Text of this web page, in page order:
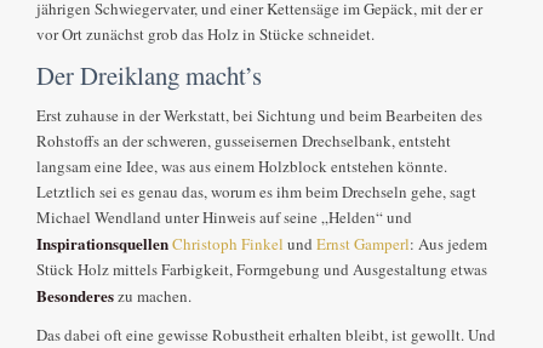
jährigen Schwiegervater, und einer Kettensäge im Gepäck, mit der er
vor Ort zunächst grob das Holz in Stücke schneidet.
Der Dreiklang macht’s
Erst zuhause in der Werkstatt, bei Sichtung und beim Bearbeiten des
Rohstoffs an der schweren, gusseisernen Drechselbank, entsteht
langsam eine Idee, was aus einem Holzblock entstehen könnte.
Letztlich sei es genau das, worum es ihm beim Drechseln gehe, sagt
Michael Wendland unter Hinweis auf seine „Helden“ und
InspirationsquellenChristoph Finkel undErnst Gamperl: Aus jedem
Stück Holz mittels Farbigkeit, Formgebung und Ausgestaltung etwas
Besondereszu machen.
Das dabei oft eine gewisse Robustheit erhalten bleibt, ist gewollt. Und